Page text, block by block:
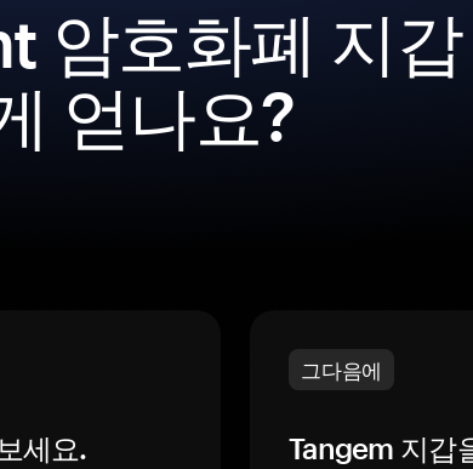
암호화폐 지갑
얻나요?
세요.
그다음에
Tangem 지갑